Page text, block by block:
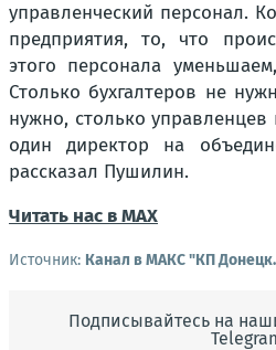
управленческий персонал.
предприятия, то, что
этого персонала
Столько бухгалтеров не
нужно, столько управленцев
один директор на
рассказал Пушилин.
Читать нас в МАХ
Источник: Канал в МАКС "КП
Подписывайтесь на